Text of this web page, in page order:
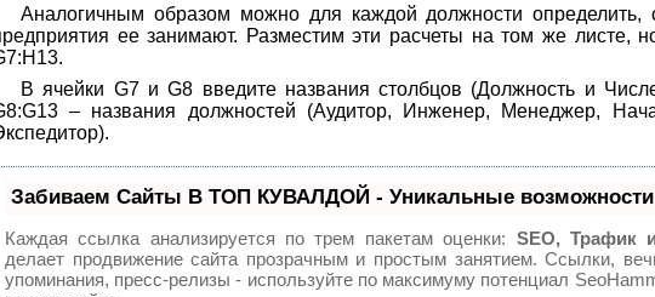
Аналогичным образом можно для каждой должности определить,
ее занимают. Разместим эти расчеты на том же листе,
В ячейки G7 и G8 введите названия столбцов (Должность и
– названия должностей (Аудитор, Инженер, Менеджер,
Забиваем Сайты В ТОП КУВАЛДОЙ - Уникальные возможности
Каждая ссылка анализируется по трем пакетам оценки: SEO, Трафик
делает продвижение сайта прозрачным и простым занятием. Ссылки,
упоминания, пресс-релизы - используйте по максимуму потенциал